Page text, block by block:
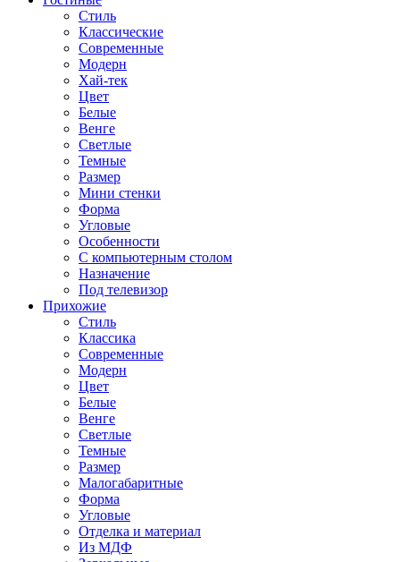
Стиль
Классические
Современные
Модерн
Хай-тек
Цвет
Белые
Венге
Светлые
Темные
Размер
Мини стенки
Форма
Угловые
Особенности
С компьютерным столом
Назначение
Под телевизор
Прихожие
Стиль
Классика
Современные
Модерн
Цвет
Белые
Венге
Светлые
Темные
Размер
Малогабаритные
Форма
Угловые
Отделка и материал
Из МДФ